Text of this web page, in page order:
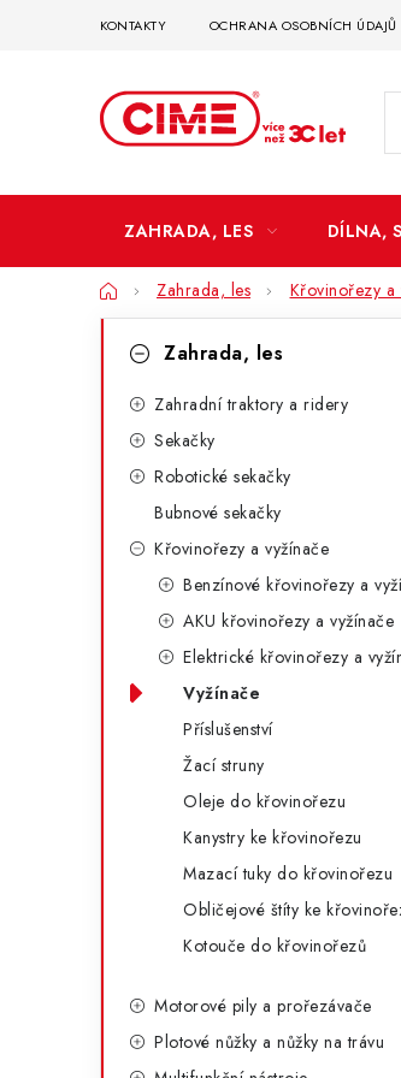
KONTAKTY OCHRANA OSOBNÍCH ÚDAJŮ
ZAHRADA, LES DÍLNA,
DomůZahrada, les Křovinořezy a
kategorieZahrada, les
Zahradní traktory a ridery
Sekačky
Robotické sekačky
Bubnové sekačky
Křovinořezy a vyžínače
Benzínové křovinořezy a
AKU křovinořezy a vyžínače
Elektrické křovinořezy a
Vyžínače
Příslušenství
Žací struny
Oleje do křovinořezu
Kanystry ke křovinořezu
Mazací tuky do křovinořezu
Obličejové štíty ke
Kotouče do křovinořezů
Motorové pily a prořezávače
Plotové nůžky a nůžky na trávu